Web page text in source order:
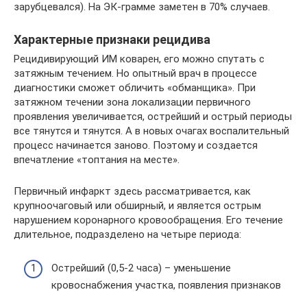
зарубцевался). На ЭК-грамме заметен в 70% случаев.
Характерные признаки рецидива
Рецидивирующий ИМ коварен, его можно спутать с
затяжным течением. Но опытный врач в процессе
диагностики сможет обличить «обманщика». При
затяжном течении зона локализации первичного
проявления увеличивается, острейший и острый периоды
все тянутся и тянутся. А в новых очагах воспалительный
процесс начинается заново. Поэтому и создается
впечатление «топтания на месте».
Первичный инфаркт здесь рассматривается, как
крупноочаговый или обширный, и является острым
нарушением коронарного кровообращения. Его течение
длительное, подразделено на четыре периода:
Острейший (0,5-2 часа) – уменьшение
кровоснабжения участка, появления признаков